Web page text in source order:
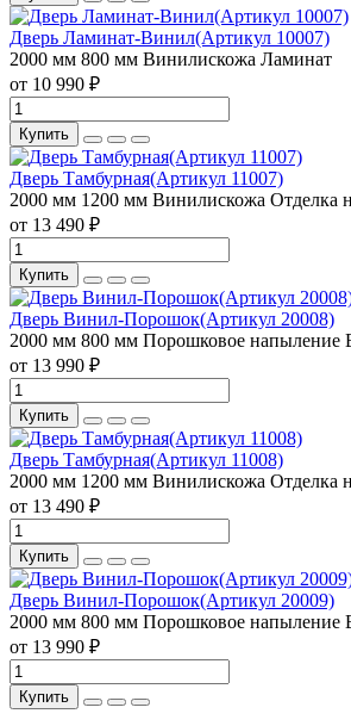
Дверь Ламинат-Винил(Артикул 10007)
2000 мм 800 мм Винилискожа Ламинат
от 10 990 ₽
Купить
Дверь Тамбурная(Артикул 11007)
2000 мм 1200 мм Винилискожа Отделка
от 13 490 ₽
Купить
Дверь Винил-Порошок(Артикул 20008)
2000 мм 800 мм Порошковое напыление
от 13 990 ₽
Купить
Дверь Тамбурная(Артикул 11008)
2000 мм 1200 мм Винилискожа Отделка
от 13 490 ₽
Купить
Дверь Винил-Порошок(Артикул 20009)
2000 мм 800 мм Порошковое напыление
от 13 990 ₽
Купить